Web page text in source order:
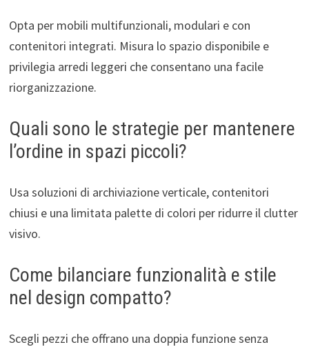
Opta per mobili multifunzionali, modulari e con
contenitori integrati. Misura lo spazio disponibile e
privilegia arredi leggeri che consentano una facile
riorganizzazione.
Quali sono le strategie per mantenere
l’ordine in spazi piccoli?
Usa soluzioni di archiviazione verticale, contenitori
chiusi e una limitata palette di colori per ridurre il clutter
visivo.
Come bilanciare funzionalità e stile
nel design compatto?
Scegli pezzi che offrano una doppia funzione senza